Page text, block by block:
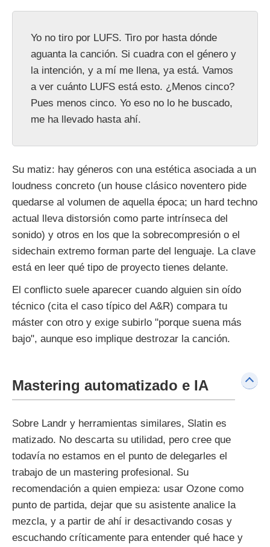
Yo no tiro por LUFS. Tiro por hasta dónde
aguanta la canción. Si cuadra con el género y
la intención, y a mí me llena, ya está. Vamos
a ver cuánto LUFS está esto. ¿Menos cinco?
Pues menos cinco. Yo eso no lo he buscado,
me ha llevado hasta ahí.
Su matiz: hay géneros con una estética asociada a un
loudness concreto (un house clásico noventero pide
quedarse al volumen de aquella época; un hard techno
actual lleva distorsión como parte intrínseca del
sonido) y otros en los que la sobrecompresión o el
sidechain extremo forman parte del lenguaje. La clave
está en leer qué tipo de proyecto tienes delante.
El conflicto suele aparecer cuando alguien sin oído
técnico (cita el caso típico del A&R) compara tu
máster con otro y exige subirlo "porque suena más
bajo", aunque eso implique destrozar la canción.
Mastering automatizado e IA
Sobre Landr y herramientas similares, Slatin es
matizado. No descarta su utilidad, pero cree que
todavía no estamos en el punto de delegarles el
trabajo de un mastering profesional. Su
recomendación a quien empieza: usar Ozone como
punto de partida, dejar que su asistente analice la
mezcla, y a partir de ahí ir desactivando cosas y
escuchando críticamente para entender qué hace y